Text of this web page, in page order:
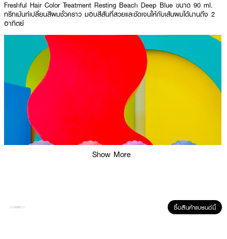
Freshful Hair Color Treatment Resting Beach Deep Blue ขนาด 90 ml.
ทรีทเม้นท์เปลี่ยนสีผมชั่วคราว มอบสีสันที่สวยและชัดเจนให้กับเส้นผมได้นานถึง 2
อาทิตย์
Show More
ซื้อสินค้าแบรนด์นี้